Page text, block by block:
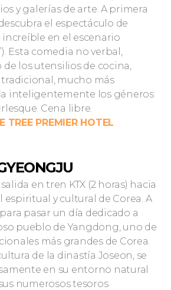
y galerías de arte. A primera
el espectáculo de
en el escenario
Esta comedia no verbal,
los utensilios de cocina,
mucho más
inteligentemente los géneros
Cena libre.
TREE PREMIER HOTEL
en tren KTX (2 horas) hacia
espiritual y cultural de Corea. A
pasar un día dedicado a
pueblo de Yangdong, uno de
más grandes de Corea.
de la dinastía Joseon, se
en su entorno natural
numerosos tesoros